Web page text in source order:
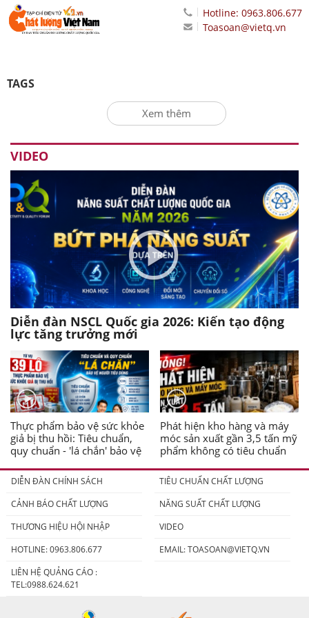
Hotline: 0963.806.677
Toasoan@vietq.vn
TAGS
Xem thêm
VIDEO
Diễn đàn NSCL Quốc gia 2026: Kiến tạo động
lực tăng trưởng mới
Thực phẩm bảo vệ sức khỏe
giả bị thu hồi: Tiêu chuẩn,
quy chuẩn - 'lá chắn' bảo vệ
Phát hiện kho hàng và máy
móc sản xuất gần 3,5 tấn mỹ
phẩm không có tiêu chuẩn
DIỄN ĐÀN CHÍNH SÁCH
TIÊU CHUẨN CHẤT LƯỢNG
CẢNH BÁO CHẤT LƯỢNG
NĂNG SUẤT CHẤT LƯỢNG
THƯƠNG HIỆU HỘI NHẬP
VIDEO
HOTLINE: 0963.806.677
EMAIL:TOASOAN@VIETQ.VN
LIÊN HỆ QUẢNG CÁO :
TEL:0988.624.621